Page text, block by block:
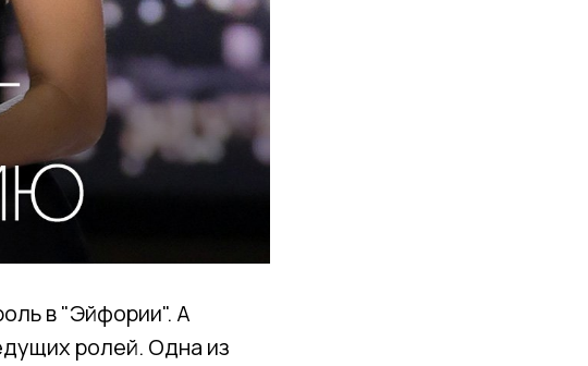
в "Эйфории". А
ролей. Одна из